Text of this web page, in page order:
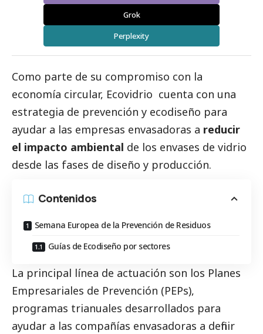
Grok
Perplexity
Como parte de su compromiso con la
economía circular, Ecovidrio cuenta con una
estrategia de prevención y ecodiseño para
ayudar a las empresas envasadoras a reducir
el impacto ambiental de los envases de vidrio
desde las fases de diseño y producción.
Contenidos
Semana Europea de la Prevención de Residuos
Guías de Ecodiseño por sectores
La principal línea de actuación son los Planes
Empresariales de Prevención (PEPs),
programas trianuales desarrollados para
ayudar a las compañías envasadoras a definir